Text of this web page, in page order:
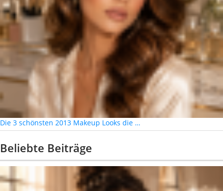
Die 3 schönsten 2013 Makeup Looks die …
Beliebte Beiträge